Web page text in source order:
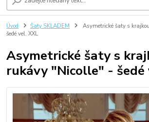
Úvod Šaty SKLADEM
Asymetrické šaty s
šedé vel. XXL
Asymetrické šaty s
rukávy "Nicolle" - šedé